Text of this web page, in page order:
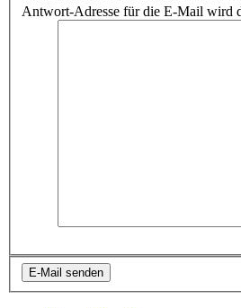
Antwort-Adresse für die E-Mail wird